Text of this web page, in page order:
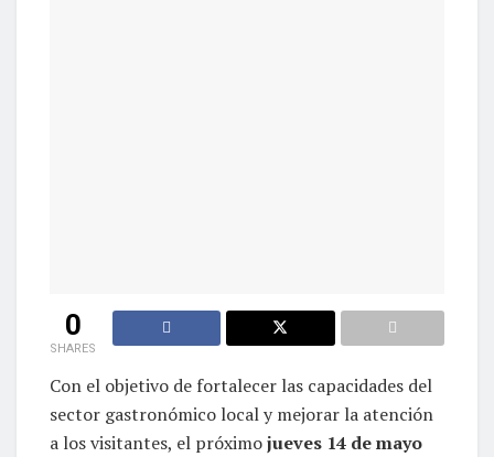
0
SHARES
Con el objetivo de fortalecer las capacidades del
sector gastronómico local y mejorar la atención
a los visitantes, el próximojueves 14 de mayo